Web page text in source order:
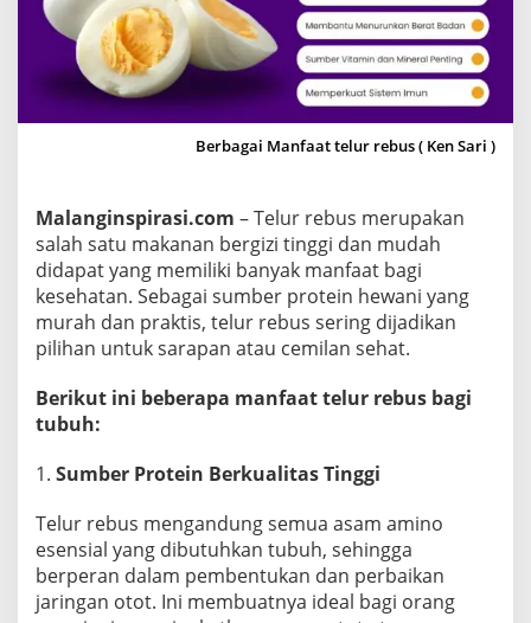
g
i
s
e
h
a
t
n
b
h
Berbagai Manfaat telur rebus ( Ken Sari )
Malanginspirasi.com – Telur rebus merupakan
salah satu makanan bergizi tinggi dan mudah
didapat yang memiliki banyak manfaat bagi
kesehatan. Sebagai sumber protein hewani yang
murah dan praktis, telur rebus sering dijadikan
pilihan untuk sarapan atau cemilan sehat.
Berikut ini beberapa manfaat telur rebus bagi
tubuh:
1. Sumber Protein Berkualitas Tinggi
Telur rebus mengandung semua asam amino
esensial yang dibutuhkan tubuh, sehingga
berperan dalam pembentukan dan perbaikan
jaringan otot. Ini membuatnya ideal bagi orang